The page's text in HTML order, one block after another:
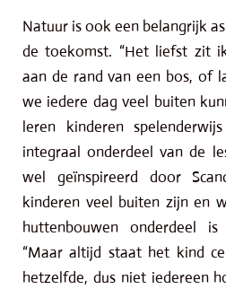
Natuur is ook een belangrijk
de toekomst. “Het liefst zit
aan de rand van een bos, of
we iedere dag veel buiten
leren kinderen
integraal onderdeel van de
wel geïnspireerd door
kinderen veel buiten zijn en
huttenbouwen onderdeel
“Maar altijd staat het kind
hetzelfde, dus niet iedereen